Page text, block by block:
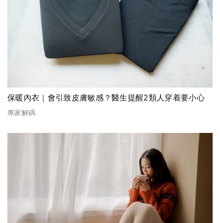
保暖內衣｜會引致皮膚敏感？醫生提醒2類人穿着要小心
專家解碼